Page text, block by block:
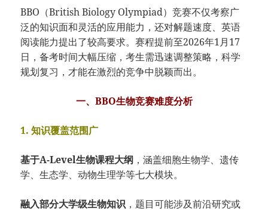
BBO（British Biology Olympiad）竞赛不仅考察广
泛的知识面和灵活的应用能力，还对解题速度、英语
阅读能力提出了较高要求。赛程提前至2026年1月17
日，备考时间大幅压缩，考生需迅速调整策略，科学
规划复习，才能在激烈的竞争中脱颖而出。
一、BBO生物竞赛难度分析
1. 知识覆盖范围广
基于A-Level生物课程大纲 ，涵盖细胞生物学、遗传
学、生态学、动物生理学等七大模块。
融入部分大学级生物知识 ，题目可能涉及前沿研究或